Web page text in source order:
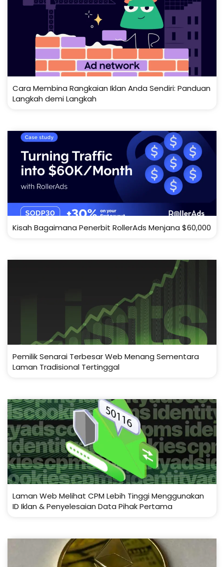
Cara Membina Rangkaian Iklan Anda Sendiri: Panduan
Langkah demi Langkah
Kisah Bagaimana Penerbit RollerAds Menjana $60,000
Pemilik Senarai Terbesar Web Menang Sementara
Laman Tradisional Tertinggal
Laman Web Melihat CPM Lebih Tinggi Menggunakan
ID Iklan & Penyelesaian Data Pihak Pertama